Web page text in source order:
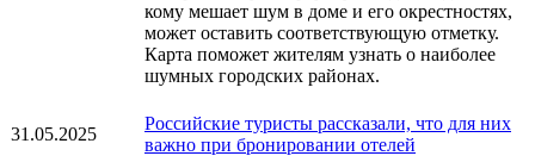
кому мешает шум в доме и его окрестностях,
может оставить соответствующую отметку.
Карта поможет жителям узнать о наиболее
шумных городских районах.
31.05.2025
Российские туристы рассказали, что для них
важно при бронировании отелей